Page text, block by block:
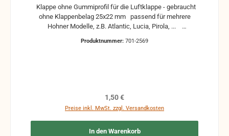
ohne Klappenbelag 25x22 mm passend für mehrere
Hohner Modelle, z.B. Atlantic, Lucia, Pirola, ...
Funktion nicht mehr gewährleistet werden und die
Produktnummer: 701-2569
Regulärer Preis:
1,50 €
Preise inkl. MwSt. zzgl. Versandkosten
In den Warenkorb